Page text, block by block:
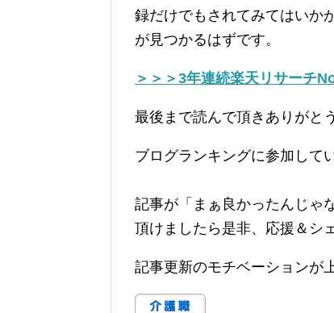
録だけでもされてみてはいか
が見つかるはずです。
＞＞＞3年連続楽天リサーチ
最後まで読んで頂きありがと
ブログランキングに参加して
記事が「まぁ良かったんじゃ
頂けましたら是非、応援＆シ
記事更新のモチベーションが